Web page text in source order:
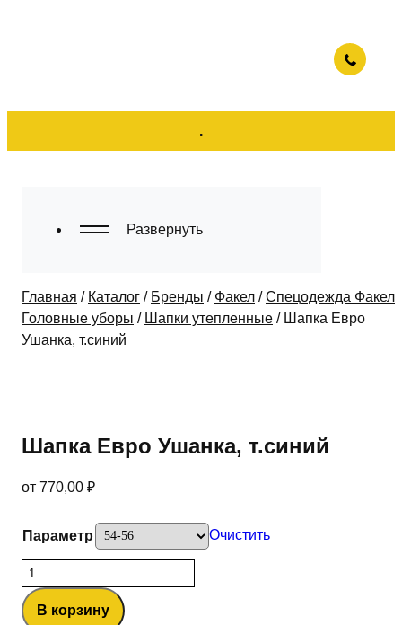
.
Главная / Каталог / Бренды / Факел /Спецодежда Факел
Головные уборы / Шапки утепленные / Шапка Евро
Ушанка, т.синий
Шапка Евро Ушанка, т.синий
от 770,00 ₽
Параметр Очистить
Количество
товара
Шапка
В корзину
Развернуть